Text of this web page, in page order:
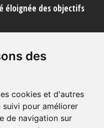
des
cookies et d'autres
pour améliorer
de navigation sur
éloignée des objectifs
totale »